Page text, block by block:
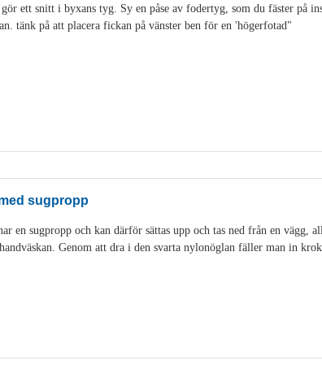
ett snitt i byxans tyg. Sy en påse av fodertyg, som du fäster på
tänk på att placera fickan på vänster ben för en 'högerfotad"
sugpropp
en sugpropp och kan därför sättas upp och tas ned från en vägg,
Genom att dra i den svarta nylonöglan fäller man in